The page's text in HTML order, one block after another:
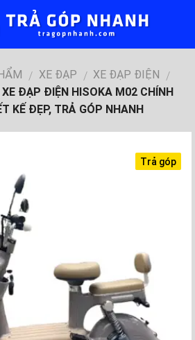
/ XE ĐẠP / XE ĐẠP ĐIỆN /
ĐẠP ĐIỆN HISOKA M02 CHÍNH
KẾ ĐẸP, TRẢ GÓP NHANH
Trả góp